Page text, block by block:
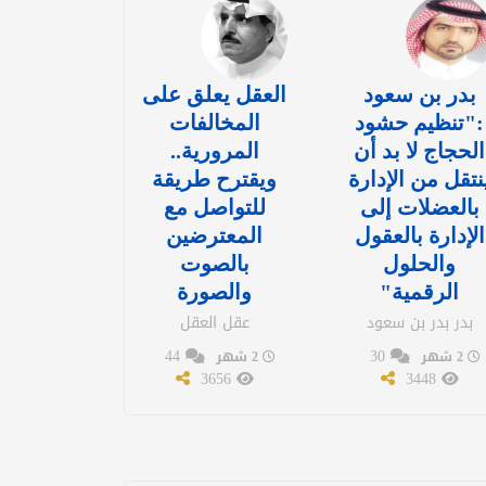
بدر بن سعود
:"تنظيم حشود
الحجاج لا بد أن
من الإدارة
بالعضلات إلى
الإدارة بالعقول
والحلول
الرقمية"
بدر بدر بن سعود
2 شهر 30
3448
العقل يعلق على
المخالفات
المرورية..
ويقترح طريقة
للتواصل مع
المعترضين
بالصوت
والصورة
عقل العقل
2 شهر 44
3656